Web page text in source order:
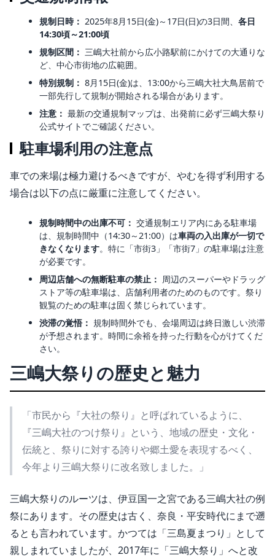
規制日時： 2025年8月15日(金)～17日(日)の3日間、 各日
14:30頃～21:00頃
規制区間： 三嶋大社前から広小路駅前にかけての大通りな
ど、中心市街地の広範囲。
特別規制： 8月15日(金)は、13:00から三嶋大社大鳥居前で
一部先行して規制が開始される場合があります。
注意： 最新の交通規制マップは、出発前に必ず三嶋大祭り
公式サイトでご確認ください。
駐車場利用の注意点
車での来場は極力避けるべきですが、やむを得ず利用する
場合は以下の点に厳重に注意してください。
規制時間中の出庫不可： 交通規制エリア内にある駐車場
は、規制時間中（14:30～21:00）は車両の入出庫が一切で
きなくなります。特に「市街3」「市街7」の駐車場は注意
が必要です。
周辺店舗への無断駐車の禁止： 周辺のスーパーやドラッグ
ストア等の駐車場は、店舗利用者のためのものです。祭り
観覧のための駐車は固く禁じられています。
渋滞の覚悟： 規制時間外でも、会場周辺は終日激しい渋滞
が予想されます。時間に余裕を持った行動を心がけてくだ
さい。
三嶋大祭りの歴史と魅力
「市民から『大社の祭り』と呼ばれているように、
『三嶋大社のつけ祭り』という、地域の歴史・文化・
伝統と、祭りに対する誇りや郷土愛を表現するべく、
今年より三嶋大祭りに改名致しました。」
三嶋大祭りのルーツは、伊豆国一之宮である三嶋大社の例
祭にあります。その歴史は古く、奈良・平安時代にまで遡
るとも言われています。かつては「三島夏まつり」として
親しまれていましたが、2017年に「三嶋大祭り」へと改